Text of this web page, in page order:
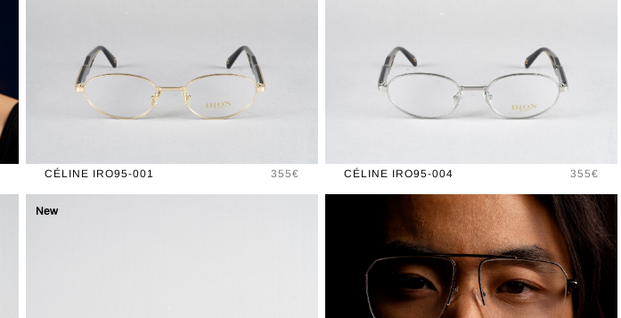
CÉLINE IRO95-001 Prix
355€ CÉLINE IRO95-004 Prix
355€
New